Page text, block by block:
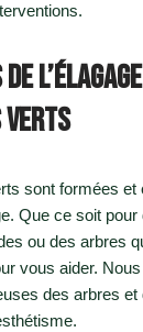
verts
sont formées
Que ce soit
ou des arbres
vous aider.
des arbres et